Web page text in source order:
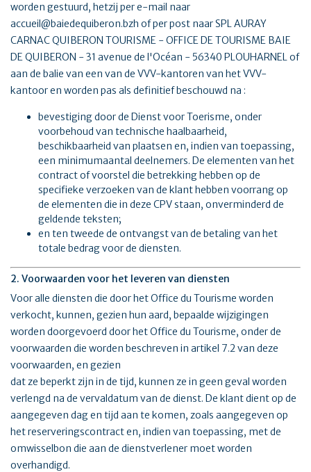
worden gestuurd, hetzij per e-mail naar
accueil@baiedequiberon.bzh of per post naar SPL AURAY
CARNAC QUIBERON TOURISME - OFFICE DE TOURISME BAIE
DE QUIBERON - 31 avenue de l'Océan - 56340 PLOUHARNEL of
aan de balie van een van de VVV-kantoren van het VVV-
kantoor en worden pas als definitief beschouwd na :
bevestiging door de Dienst voor Toerisme, onder
voorbehoud van technische haalbaarheid,
beschikbaarheid van plaatsen en, indien van toepassing,
een minimumaantal deelnemers. De elementen van het
contract of voorstel die betrekking hebben op de
specifieke verzoeken van de klant hebben voorrang op
de elementen die in deze CPV staan, onverminderd de
geldende teksten;
en ten tweede de ontvangst van de betaling van het
totale bedrag voor de diensten.
2. Voorwaarden voor het leveren van diensten
Voor alle diensten die door het Office du Tourisme worden
verkocht, kunnen, gezien hun aard, bepaalde wijzigingen
worden doorgevoerd door het Office du Tourisme, onder de
voorwaarden die worden beschreven in artikel 7.2 van deze
voorwaarden, en gezien
dat ze beperkt zijn in de tijd, kunnen ze in geen geval worden
verlengd na de vervaldatum van de dienst. De klant dient op de
aangegeven dag en tijd aan te komen, zoals aangegeven op
het reserveringscontract en, indien van toepassing, met de
omwisselbon die aan de dienstverlener moet worden
overhandigd.